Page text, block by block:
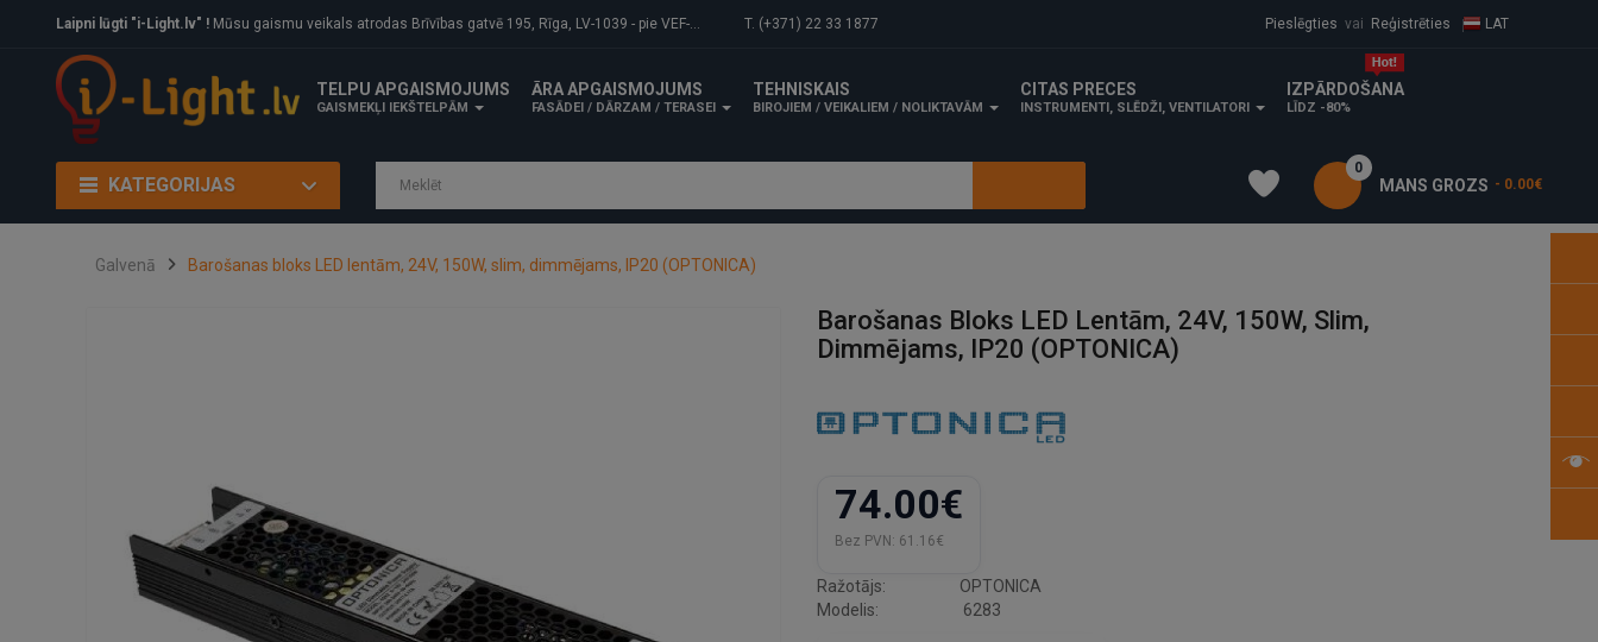
Laipni lūgti "i-Light.lv" ! Mūsu gaismu veikals atrodas Brīvības gatvē 195, Rīga, LV-1039 - pie VEF-Gaisa tilta. T. (+371) 22 33 1877 Pieslēgties vai Reģistrēties LAT
TELPU APGAISMOJUMS
GAISMEKĻI IEKŠTELPĀM
ĀRA APGAISMOJUMS
FASĀDEI / DĀRZAM / TERASEI
TEHNISKAIS
BIROJIEM / VEIKALIEM / NOLIKTAVĀM
CITAS PRECES
INSTRUMENTI, SLĒDŽI, VENTILATORI
IZPĀRDOŠANA
LĪDZ -80%
KATEGORIJAS MANS GROZS
0
- 0.00€
Galvenā Barošanas bloks LED lentām, 24V, 150W, slim, dimmējams, IP20 (OPTONICA)
Barošanas Bloks LED Lentām, 24V, 150W, Slim,
Dimmējams, IP20 (OPTONICA)
74.00€
Bez PVN: 61.16€
Ražotājs:
OPTONICA
Modelis:
6283